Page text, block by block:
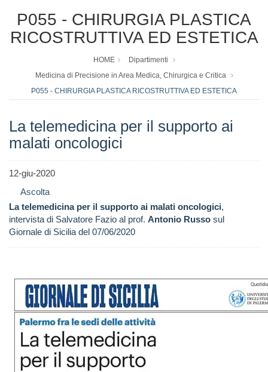
P055 - CHIRURGIA PLASTICA
RICOSTRUTTIVA ED ESTETICA
HOME
Dipartimenti
Medicina di Precisione in Area Medica, Chirurgica e Critica
P055 - CHIRURGIA PLASTICA RICOSTRUTTIVA ED ESTETICA
La telemedicina per il supporto ai
malati oncologici
12-giu-2020
Ascolta
La telemedicina per il supporto ai malati oncologici,
intervista di Salvatore Fazio al prof. Antonio Russo sul
Giornale di Sicilia del 07/06/2020